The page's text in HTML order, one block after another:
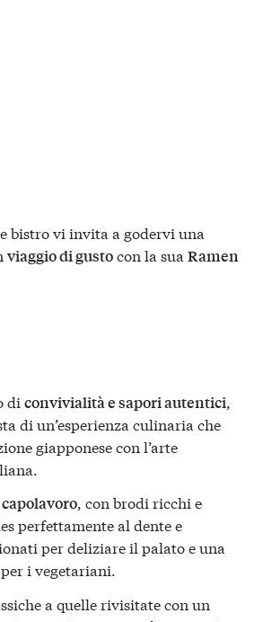
bistro vi invita a godervi una
viaggio di gustocon la sua Ramen
di convivialità e sapori autentici
di un’esperienza culinaria che
giapponese con l’arte
, con brodi ricchi e
perfettamente al dente e
per deliziare il palato e una
i vegetariani.
a quelle rivisitate con un